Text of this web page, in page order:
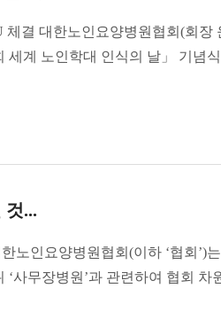
결 대한노인요양병원협회(회장
세계 노인학대 인식의 날」 기념
것...
노인요양병원협회(이하 ‘협회’)
사무장병원’과 관련하여 협회 차